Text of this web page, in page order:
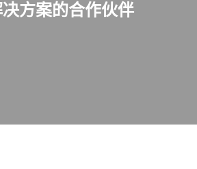
方案的合作伙伴